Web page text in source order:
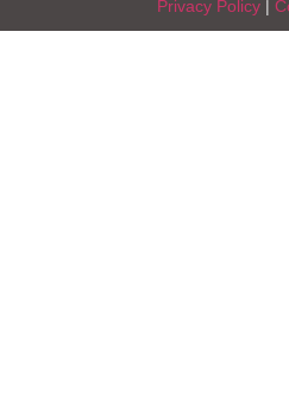
Privacy Policy |